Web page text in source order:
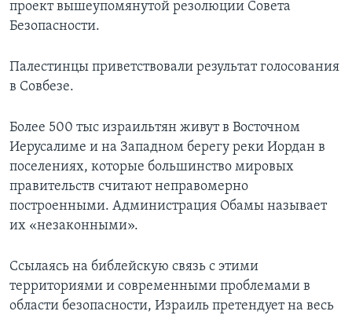
проект вышеупомянутой резолюции Совета
Безопасности.
Палестинцы приветствовали результат голосования
в Совбезе.
Более 500 тыс израильтян живут в Восточном
Иерусалиме и на Западном берегу реки Иордан в
поселениях, которые большинство мировых
правительств считают неправомерно
построенными. Администрация Обамы называет
их «незаконными».
Ссылаясь на библейскую связь с этими
территориями и современными проблемами в
области безопасности, Израиль претендует на весь